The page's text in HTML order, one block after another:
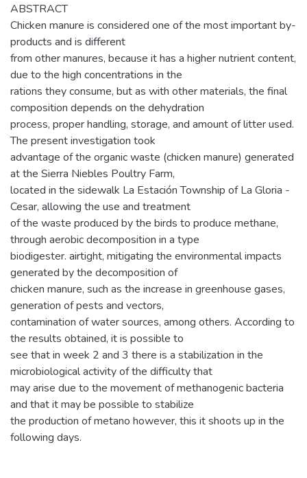
ABSTRACT
Chicken manure is considered one of the most important by-
products and is different
from other manures, because it has a higher nutrient content,
due to the high concentrations in the
rations they consume, but as with other materials, the final
composition depends on the dehydration
process, proper handling, storage, and amount of litter used.
The present investigation took
advantage of the organic waste (chicken manure) generated
at the Sierra Niebles Poultry Farm,
located in the sidewalk La Estación Township of La Gloria -
Cesar, allowing the use and treatment
of the waste produced by the birds to produce methane,
through aerobic decomposition in a type
biodigester. airtight, mitigating the environmental impacts
generated by the decomposition of
chicken manure, such as the increase in greenhouse gases,
generation of pests and vectors,
contamination of water sources, among others. According to
the results obtained, it is possible to
see that in week 2 and 3 there is a stabilization in the
microbiological activity of the difficulty that
may arise due to the movement of methanogenic bacteria
and that it may be possible to stabilize
the production of metano however, this it shoots up in the
following days.